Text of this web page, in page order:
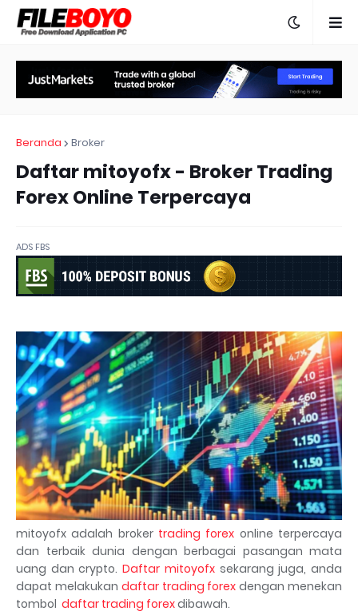
Beranda Broker
Daftar mitoyofx - Broker Trading
Forex Online Terpercaya
ADS FBS
mitoyofx adalah broker trading forex online terpercaya
dan terbaik dunia dengan berbagai pasangan mata
uang dan crypto.Daftar mitoyofxsekarang juga, anda
dapat melakukan daftar trading forex dengan menekan
tombol daftar trading forexdibawah.